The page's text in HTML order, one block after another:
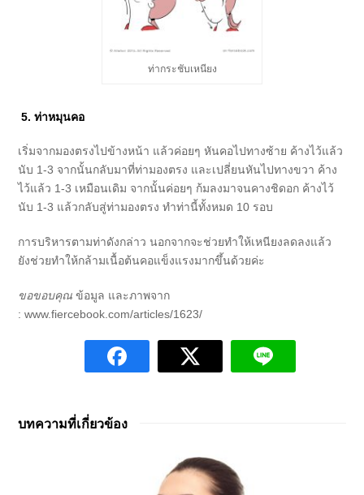
ท่ากระชับเหนียง
5. ท่าหมุนคอ
เริ่มจากมองตรงไปข้างหน้า แล้วค่อยๆ หันคอไปทางซ้าย ค้างไว้แล้ว
นับ 1-3 จากนั้นกลับมาที่ท่ามองตรง และเปลี่ยนหันไปทางขวา ค้าง
ไว้แล้ว 1-3 เหมือนเดิม จากนั้นค่อยๆ ก้มลงมาจนคางชิดอก ค้างไว้
นับ 1-3 แล้วกลับสู่ท่ามองตรง ทำท่านี้ทั้งหมด 10 รอบ
การบริหารตามท่าดังกล่าว นอกจากจะช่วยทำให้เหนียงลดลงแล้ว
ยังช่วยทำให้กล้ามเนื้อต้นคอแข็งแรงมากขึ้นด้วยค่ะ
ขอขอบคุณข้อมูล และภาพจาก
:www.fiercebook.com/articles/1623/
บทความที่เกี่ยวข้อง